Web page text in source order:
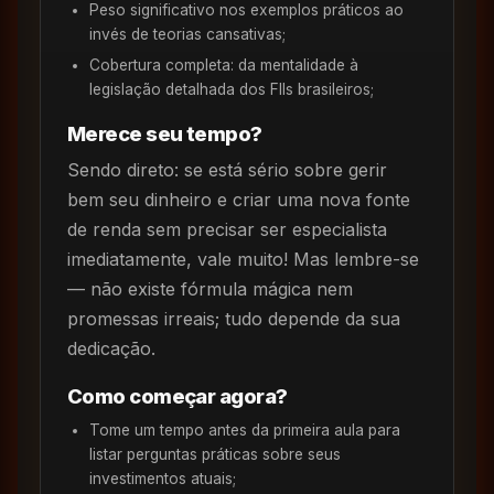
Peso significativo nos exemplos práticos ao
invés de teorias cansativas;
Cobertura completa: da mentalidade à
legislação detalhada dos FIIs brasileiros;
Merece seu tempo?
Sendo direto: se está sério sobre gerir
bem seu dinheiro e criar uma nova fonte
de renda sem precisar ser especialista
imediatamente, vale muito! Mas lembre-se
— não existe fórmula mágica nem
promessas irreais; tudo depende da sua
dedicação.
Como começar agora?
Tome um tempo antes da primeira aula para
listar perguntas práticas sobre seus
investimentos atuais;